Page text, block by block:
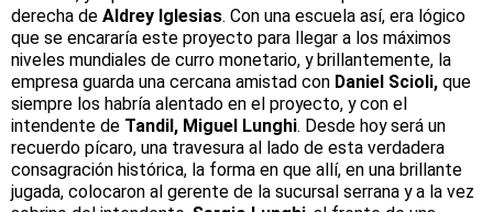
derecha de Aldrey Iglesias. Con una escuela así, era lógico
que se encararía este proyecto para llegar a los máximos
niveles mundiales de curro monetario, y brillantemente, la
empresa guarda una cercana amistad con Daniel Scioli, que
siempre los habría alentado en el proyecto, y con el
intendente de Tandil, Miguel Lunghi. Desde hoy será un
recuerdo pícaro, una travesura al lado de esta verdadera
consagración histórica, la forma en que allí, en una brillante
jugada, colocaron al gerente de la sucursal serrana y a la vez